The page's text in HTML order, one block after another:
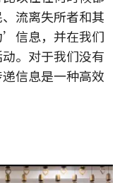
流离失所者和其
信息，并在我们
。对于我们没有
信息是一种高效